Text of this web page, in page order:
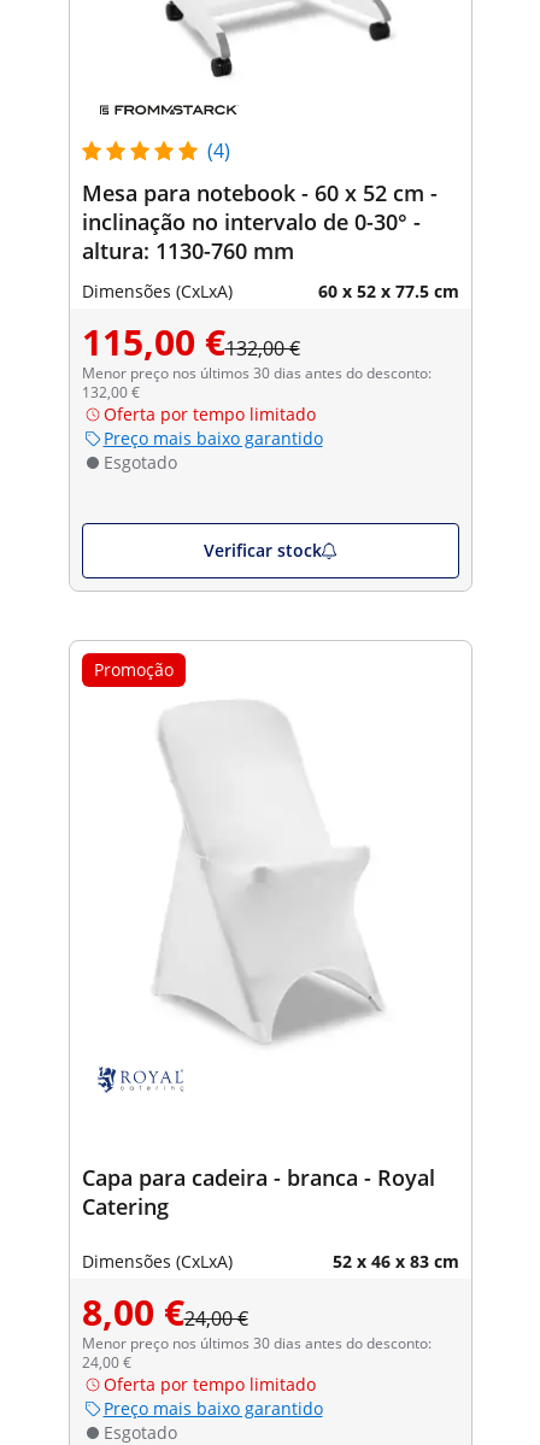
(4)
Mesa para notebook - 60 x 52 cm -
inclinação no intervalo de 0-30° -
altura: 1130-760 mm
Dimensões (CxLxA) 60 x 52 x 77.5 cm
115,00 €132,00 €
Menor preço nos últimos 30 dias antes do desconto:
132,00 €
Oferta por tempo limitado
Preço mais baixo garantido
Esgotado
Verificar stock
Promoção
Capa para cadeira - branca - Royal
Catering
Dimensões (CxLxA) 52 x 46 x 83 cm
8,00 €24,00 €
Menor preço nos últimos 30 dias antes do desconto:
24,00 €
Oferta por tempo limitado
Preço mais baixo garantido
Esgotado